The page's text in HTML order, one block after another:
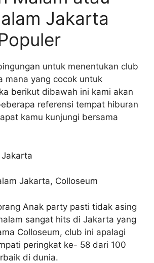
Jakarta
untuk menentukan club
mana yang cocok untuk
berikut dibawah ini kami akan
referensi tempat hiburan
kamu kunjungi bersama
Jakarta, Colloseum
Anak party pasti tidak asing
sangat hits di Jakarta yang
Colloseum, club ini apalagi
peringkat ke- 58 dari 100
di dunia.